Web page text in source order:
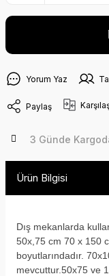
Yorum Yaz
Paylaş
3 Günde
Ürün Bilgisi
Dış mekanlarda
50x,75 cm 70 x 150
boyutlarındadır.
mevcuttur.50x75 ve